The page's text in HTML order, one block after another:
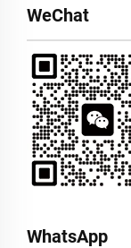
WeChat
WhatsApp